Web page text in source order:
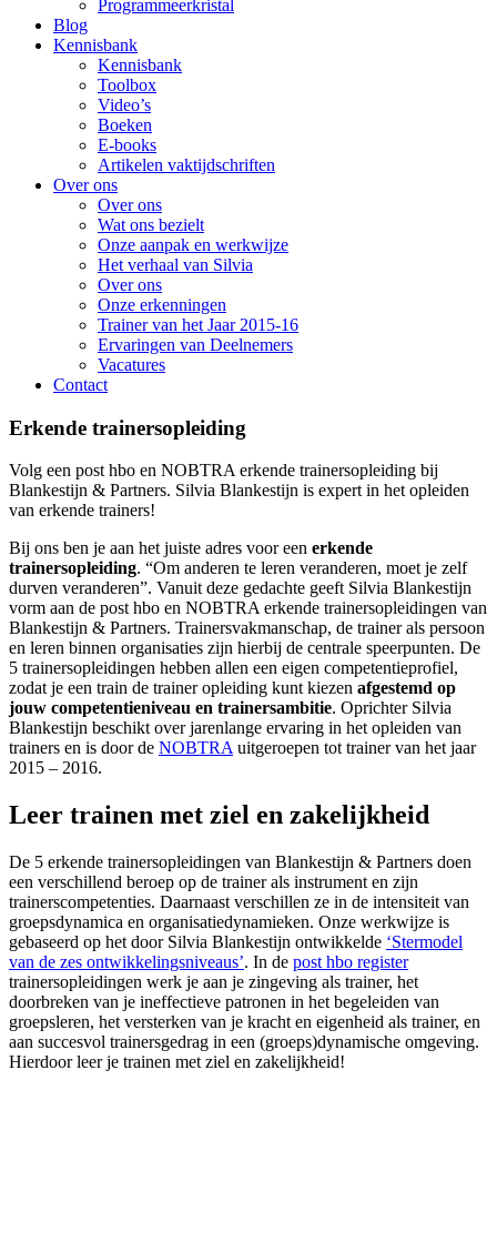
Programmeerkristal
Blog
Kennisbank
Kennisbank
Toolbox
Video’s
Boeken
E-books
Artikelen vaktijdschriften
Over ons
Over ons
Wat ons bezielt
Onze aanpak en werkwijze
Het verhaal van Silvia
Over ons
Onze erkenningen
Trainer van het Jaar 2015-16
Ervaringen van Deelnemers
Vacatures
Contact
Erkende trainersopleiding
Volg een post hbo en NOBTRA erkende trainersopleiding bij
Blankestijn & Partners. Silvia Blankestijn is expert in het opleiden
van erkende trainers!
Bij ons ben je aan het juiste adres voor een erkende
trainersopleiding. “Om anderen te leren veranderen, moet je zelf
durven veranderen”. Vanuit deze gedachte geeft Silvia Blankestijn
vorm aan de post hbo en NOBTRA erkende trainersopleidingen van
Blankestijn & Partners. Trainersvakmanschap, de trainer als persoon
en leren binnen organisaties zijn hierbij de centrale speerpunten. De
5 trainersopleidingen hebben allen een eigen competentieprofiel,
zodat je een train de trainer opleiding kunt kiezen afgestemd op
jouw competentieniveau en trainersambitie. Oprichter Silvia
Blankestijn beschikt over jarenlange ervaring in het opleiden van
trainers en is door de NOBTRAuitgeroepen tot trainer van het jaar
2015 – 2016.
Leer trainen met ziel en zakelijkheid
De 5 erkende trainersopleidingen van Blankestijn & Partners doen
een verschillend beroep op de trainer als instrument en zijn
trainerscompetenties. Daarnaast verschillen ze in de intensiteit van
groepsdynamica en organisatiedynamieken. Onze werkwijze is
gebaseerd op het door Silvia Blankestijn ontwikkelde ‘Stermodel
van de zes ontwikkelingsniveaus’. In de post hbo register
trainersopleidingen werk je aan je zingeving als trainer, het
doorbreken van je ineffectieve patronen in het begeleiden van
groepsleren, het versterken van je kracht en eigenheid als trainer, en
aan succesvol trainersgedrag in een (groeps)dynamische omgeving.
Hierdoor leer je trainen met ziel en zakelijkheid!